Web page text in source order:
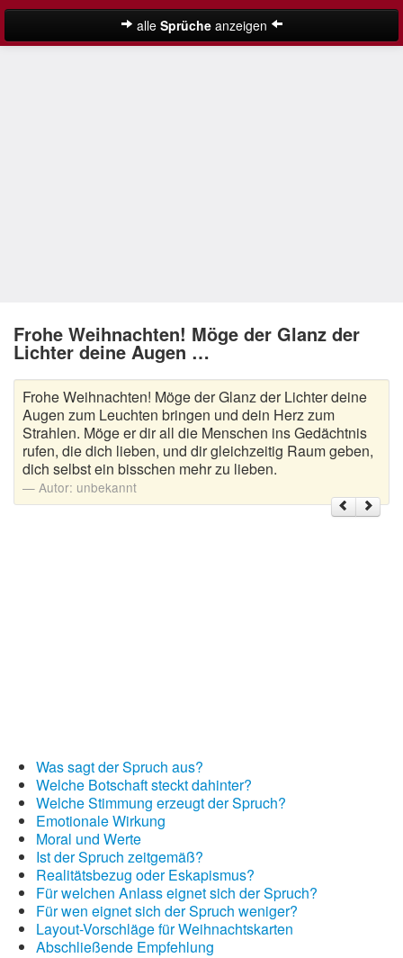
alle Sprücheanzeigen
Nikolaus Sprüche
Schöne Weihnachtssprüche
Weihnachtsgedichte
Weihnachtsgrüße
Weihnachtssprüche für Karten
Frohe Weihnachten! Möge der Glanz der
Lichter deine Augen …
Frohe Weihnachten! Möge der Glanz der Lichter deine
Augen zum Leuchten bringen und dein Herz zum
Strahlen. Möge er dir all die Menschen ins Gedächtnis
rufen, die dich lieben, und dir gleichzeitig Raum geben,
dich selbst ein bisschen mehr zu lieben.
Autor: unbekannt
Was sagt der Spruch aus?
Welche Botschaft steckt dahinter?
Welche Stimmung erzeugt der Spruch?
Emotionale Wirkung
Moral und Werte
Ist der Spruch zeitgemäß?
Realitätsbezug oder Eskapismus?
Für welchen Anlass eignet sich der Spruch?
Für wen eignet sich der Spruch weniger?
Layout-Vorschläge für Weihnachtskarten
Abschließende Empfehlung